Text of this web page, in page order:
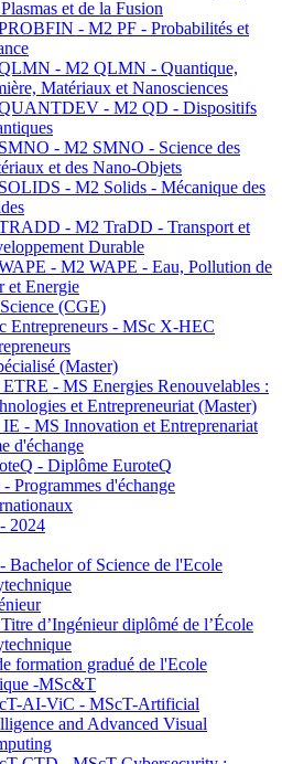
et de la Fusion
- M2 PF - Probabilités et
- M2 QLMN - Quantique,
Matériaux et Nanosciences
- M2 QD - Dispositifs
- M2 SMNO - Science des
et des Nano-Objets
- M2 Solids - Mécanique des
- M2 TraDD - Transport et
Durable
- M2 WAPE - Eau, Pollution de
et Energie
(CGE)
Entrepreneurs - MSc X-HEC
(Master)
- MS Energies Renouvelables :
et Entrepreneuriat (Master)
- MS Innovation et Entreprenariat
d'échange
- Diplôme EuroteQ
Programmes d'échange
2024
Bachelor of Science de l'Ecole
d’Ingénieur diplômé de l’École
formation gradué de l'Ecole
-MSc&T
AI-ViC - MScT-Artificial
and Advanced Visual